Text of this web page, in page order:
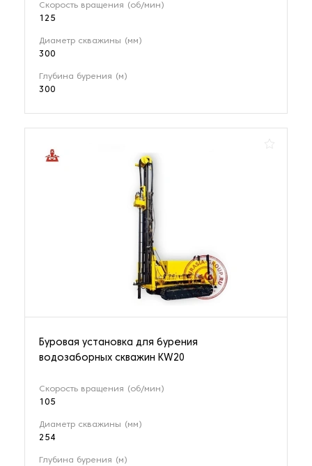
Скорость вращения (об/мин)
125
Диаметр скважины (мм)
300
Глубина бурения (м)
300
Буровая установка для бурения
водозаборных скважин KW20
Скорость вращения (об/мин)
105
Диаметр скважины (мм)
254
Глубина бурения (м)